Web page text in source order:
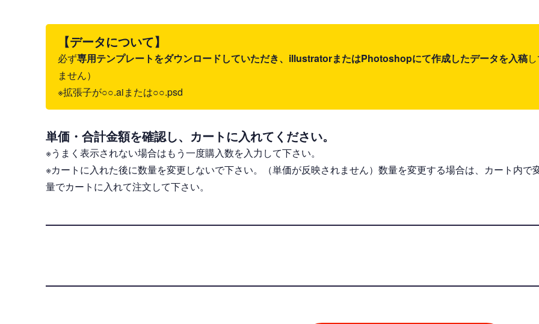
【データについて】
必ず専用テンプレートをダウンロードしていただき、illustratorまたはPhotoshopにて作成したデータを入稿
ません）
※拡張子が○○.aiまたは○○.psd
単価・合計金額を確認し、カートに入れてください。
※うまく表示されない場合はもう一度購入数を入力して下さい。
※カートに入れた後に数量を変更しないで下さい。（単価が反映されません）数量を変更する場合は、カート内
量でカートに入れて注文して下さい。